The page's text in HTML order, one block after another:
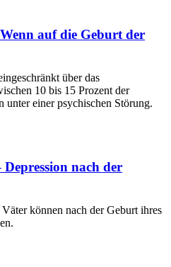
auf die Geburt der
über das
10 bis 15 Prozent der
unter einer psychischen Störung.
nach der
können nach der Geburt ihres